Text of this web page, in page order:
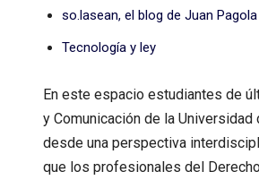
so.lasean, el blog de Juan Pagola
Tecnología y ley
En este espacio estudiantes de
y Comunicación de la Universidad
desde una perspectiva
que los profesionales del